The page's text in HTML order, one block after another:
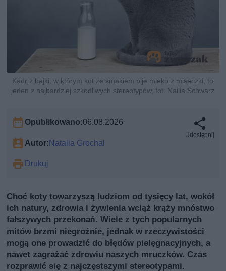
Kadr z bajki, w którym kot ze smakiem pije mleko z miseczki, to
jeden z najbardziej szkodliwych stereotypów, fot. Nailia Schwarz
Opublikowano:06.08.2026
Autor: Natalia Grochal
Drukuj
Udostępnij
Choć koty towarzyszą ludziom od tysięcy lat, wokół
ich natury, zdrowia i żywienia wciąż krąży mnóstwo
fałszywych przekonań. Wiele z tych popularnych
mitów brzmi niegroźnie, jednak w rzeczywistości
mogą one prowadzić do błędów pielęgnacyjnych, a
nawet zagrażać zdrowiu naszych mruczków. Czas
rozprawić się z najczęstszymi stereotypami.